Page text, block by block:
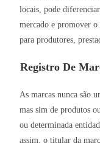
locais, pode
mercado e promover
para produtores,
Registro De
As marcas nunca são
mas sim de produtos
ou determinada
assim, o titular da